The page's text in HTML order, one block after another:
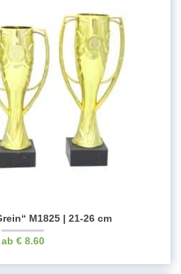
M1825 | 21-26 cm
€8.60